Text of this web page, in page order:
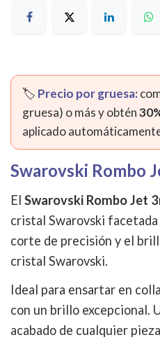
🏷️ Precio por gruesa:
gruesa) o más y obtén
aplicado
Swarovski Rombo
El Swarovski Rombo Jet
cristal Swarovski
corte de precisión y el
cristal Swarovski.
Ideal para ensartar en
con un brillo excepcional.
acabado de cualquier